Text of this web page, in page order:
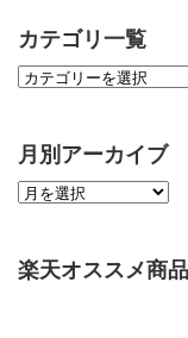
カテゴリ一覧
月別アーカイブ
楽天オススメ商品